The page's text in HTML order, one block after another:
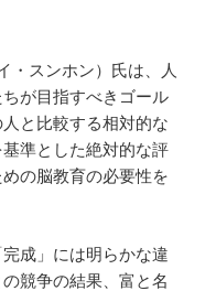
・スンホン）氏は、人
が目指すべきゴール
と比較する相対的な
準とした絶対的な評
の脳教育の必要性を
成」には明らかな違
競争の結果、富と名